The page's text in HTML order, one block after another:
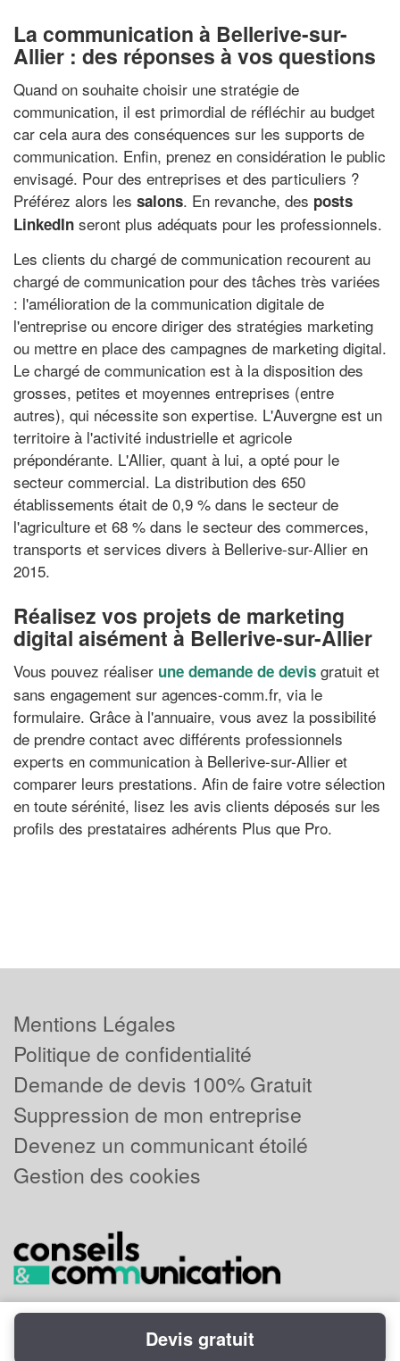
La communication à Bellerive-sur-
Allier : des réponses à vos questions
Quand on souhaite choisir une stratégie de
communication, il est primordial de réfléchir au budget
car cela aura des conséquences sur les supports de
communication. Enfin, prenez en considération le public
envisagé. Pour des entreprises et des particuliers ?
Préférez alors les salons. En revanche, des posts
LinkedIn seront plus adéquats pour les professionnels.
Les clients du chargé de communication recourent au
chargé de communication pour des tâches très variées
: l'amélioration de la communication digitale de
l'entreprise ou encore diriger des stratégies marketing
ou mettre en place des campagnes de marketing digital.
Le chargé de communication est à la disposition des
grosses, petites et moyennes entreprises (entre
autres), qui nécessite son expertise. L'Auvergne est un
territoire à l'activité industrielle et agricole
prépondérante. L'Allier, quant à lui, a opté pour le
secteur commercial. La distribution des 650
établissements était de 0,9 % dans le secteur de
l'agriculture et 68 % dans le secteur des commerces,
transports et services divers à Bellerive-sur-Allier en
2015.
Réalisez vos projets de marketing
digital aisément à Bellerive-sur-Allier
Vous pouvez réaliser une demande de devis gratuit et
sans engagement sur agences-comm.fr, via le
formulaire. Grâce à l'annuaire, vous avez la possibilité
de prendre contact avec différents professionnels
experts en communication à Bellerive-sur-Allier et
comparer leurs prestations. Afin de faire votre sélection
en toute sérénité, lisez les avis clients déposés sur les
profils des prestataires adhérents Plus que Pro.
Mentions Légales
Politique de confidentialité
Demande de devis 100% Gratuit
Suppression de mon entreprise
Devenez un communicant étoilé
Gestion des cookies
Powered byPlus que pro
Devis gratuit